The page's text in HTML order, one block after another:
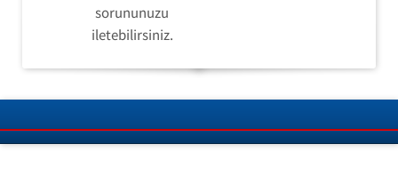
sorununuzu
iletebilirsiniz.